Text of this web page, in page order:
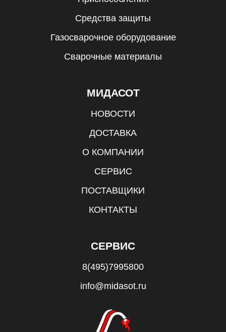
Средства защиты
Газосварочное оборудование
Сварочные материалы
МИДАСОТ
НОВОСТИ
ДОСТАВКА
О КОМПАНИИ
СЕРВИС
ПОСТАВЩИКИ
КОНТАКТЫ
СЕРВИС
8(495)7995800
info@midasot.ru